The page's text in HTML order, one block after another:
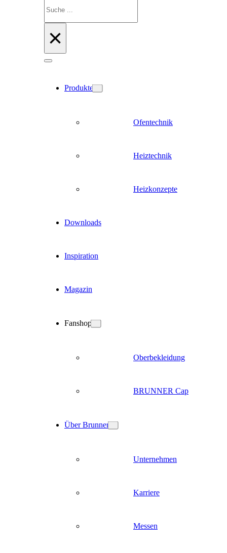
×
Produkte
Ofentechnik
Heiztechnik
Heizkonzepte
Downloads
Inspiration
Magazin
Fanshop
Oberbekleidung
BRUNNER Cap
Über Brunner
Unternehmen
Karriere
Messen